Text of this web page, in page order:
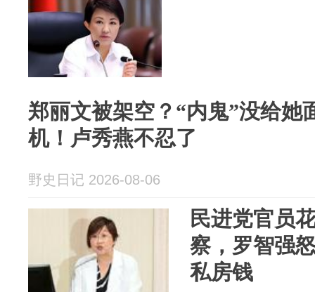
郑丽文被架空？“内鬼”没给她
机！卢秀燕不忍了
野史日记 2026-08-06
民进党官员
察，罗智强
私房钱